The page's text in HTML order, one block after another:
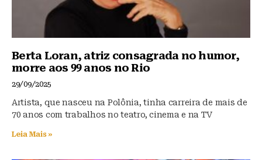
Berta Loran, atriz consagrada no humor,
morre aos 99 anos no Rio
29/09/2025
Artista, que nasceu na Polônia, tinha carreira de mais de
70 anos com trabalhos no teatro, cinema e na TV
Leia Mais »